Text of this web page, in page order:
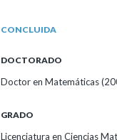
CONCLUIDA
DOCTORADO
Doctor en Matemáticas
GRADO
Licenciatura en Ciencias